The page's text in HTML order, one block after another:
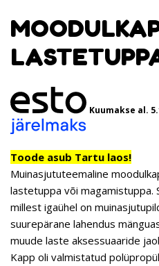
Kuumakse al.
Toode asub Tartu laos!
Muinasjututeemaline
lastetuppa või magamistuppa.
millest igaühel on
suurepärane lahendus
muude laste aksessuaaride
Kapp oli valmistatud